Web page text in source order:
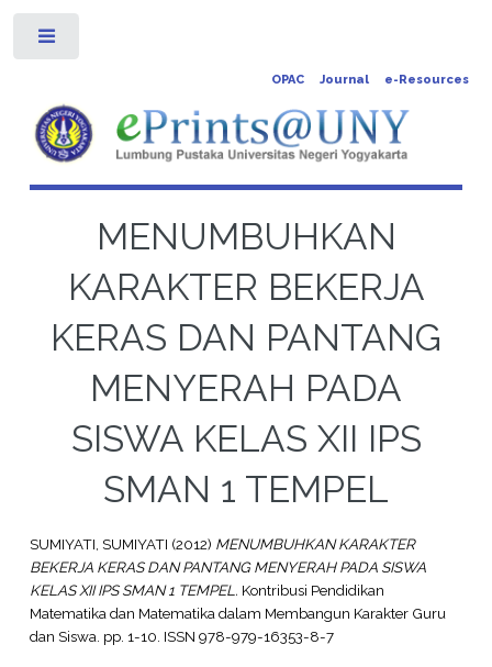
OPAC Journal e-Resources
MENUMBUHKAN
KARAKTER BEKERJA
KERAS DAN PANTANG
MENYERAH PADA
SISWA KELAS XII IPS
SMAN 1 TEMPEL
SUMIYATI, SUMIYATI (2012) MENUMBUHKAN KARAKTER
BEKERJA KERAS DAN PANTANG MENYERAH PADA SISWA
KELAS XII IPS SMAN 1 TEMPEL. Kontribusi Pendidikan
Matematika dan Matematika dalam Membangun Karakter Guru
dan Siswa. pp. 1-10. ISSN 978-979-16353-8-7